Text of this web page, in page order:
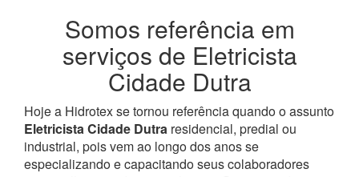
Somos referência em
serviços de Eletricista
Cidade Dutra
Hoje a Hidrotex se tornou referência quando o assunto
Eletricista Cidade Dutra residencial, predial ou
industrial, pois vem ao longo dos anos se
especializando e capacitando seus colaboradores